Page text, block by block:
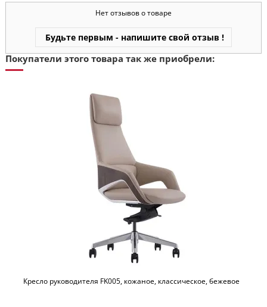
Нет отзывов о товаре
Будьте первым - напишите свой отзыв !
Покупатели этого товара так же приобрели:
Кресло руководителя FK005, кожаное, классическое, бежевое